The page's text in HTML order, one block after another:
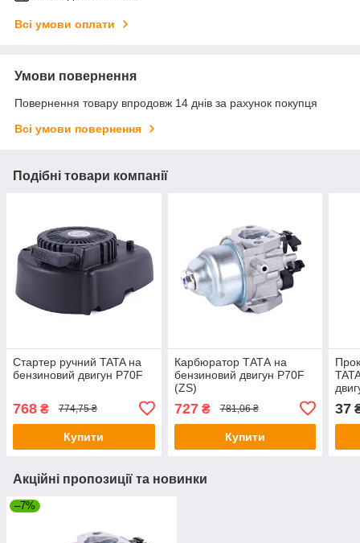
Всі умови оплати
Умови повернення
Повернення товару впродовж 14 днів за рахунок покупця
Всі умови повернення
Подібні товари компанії
Стартер ручний TATA на
бензиновий двигун P70F
768 ₴ 774,75 ₴
Купити
Карбюратор ТАТА на
бензиновий двигун P70F
(ZS)
727₴ 781,06 ₴
Купити
37
Акційні пропозиції та новинки
–7%